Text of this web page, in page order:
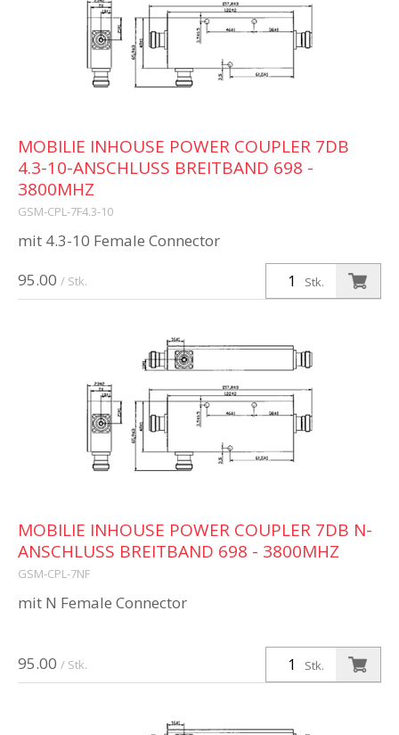
95.00 / Stk. Stk.
MOBILIE INHOUSE POWER COUPLER 7DB
4.3-10-ANSCHLUSS BREITBAND 698 -
3800MHZ
GSM-CPL-7F4.3-10
mit 4.3-10 Female Connector
95.00 / Stk. Stk.
MOBILIE INHOUSE POWER COUPLER 7DB N-
ANSCHLUSS BREITBAND 698 - 3800MHZ
GSM-CPL-7NF
mit N Female Connector